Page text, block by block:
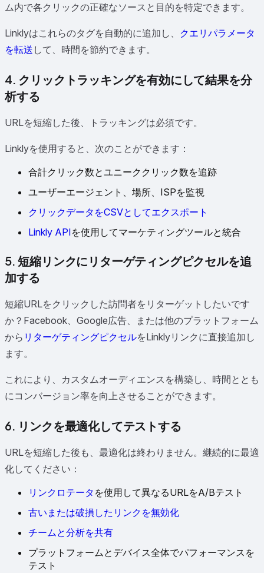
ム内で各クリックの正確なソースと目的を特定できます。
Linklyはこれらのタグを自動的に追加し、 クエリパラメータ
を転送 して、時間を節約できます。
4. クリックトラッキングを有効にして結果を分
析する
URLを短縮した後、トラッキングは必須です。
Linklyを使用すると、次のことができます：
合計クリック数とユニーククリック数を追跡
ユーザーエージェント、場所、ISPを監視
クリックデータをCSVとしてエクスポート
Linkly APIを使用してマーケティングツールと統合
5. 短縮リンクにリターゲティングピクセルを追
加する
短縮URLをクリックした訪問者をリターゲットしたいです
か？Facebook、Google広告、または他のプラットフォーム
から リターゲティングピクセルをLinklyリンクに直接追加し
ます。
これにより、カスタムオーディエンスを構築し、時間ととも
にコンバージョン率を向上させることができます。
6. リンクを最適化してテストする
URLを短縮した後も、最適化は終わりません。継続的に最適
化してください：
リンクロテータ を使用して異なるURLをA/Bテスト
古いまたは破損したリンクを無効化
チームと分析を共有
プラットフォームとデバイス全体でパフォーマンスを
テスト